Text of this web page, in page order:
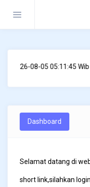
2026-08-05 05:11:45
Dashboard
Selamat datang di
short link,silahkan